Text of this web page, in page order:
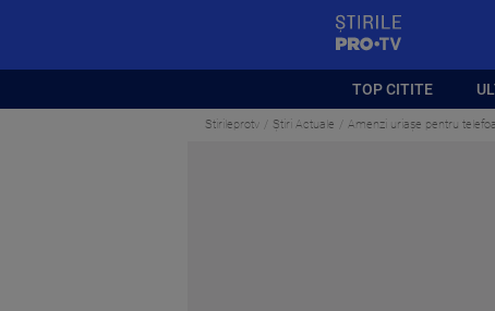
TOP CITITE
Stirileprotv Știri Actuale Amenzi uriaşe pentru